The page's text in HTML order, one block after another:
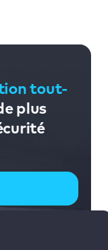
tout-
plus